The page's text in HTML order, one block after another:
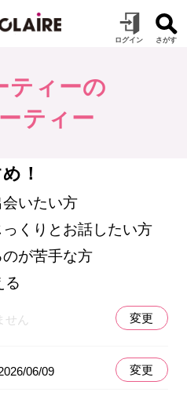
ティーの
ティー
！
いたい方
くりとお話したい方
が苦手な方
る
ん 変更
06/09 変更